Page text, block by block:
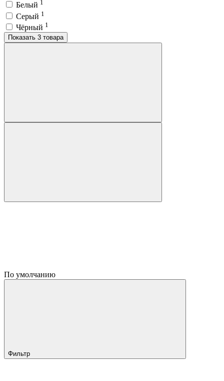
Белый 1
Серый 1
Чёрный 1
Показать 3 товара
По умолчанию
Фильтр